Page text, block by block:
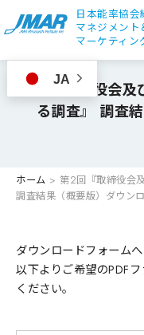
日本能率協会
マネジメント
マーケティン
第2回『取締役会
る調査』 調査
ホーム > 第2回『取締役会
調査結果（概要版）ダウン
ダウンロードフォーム
以下よりご希望のPDF
ください。
JA